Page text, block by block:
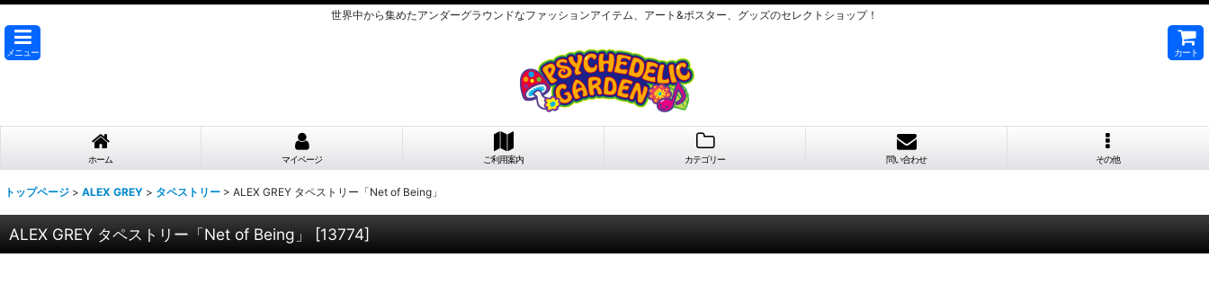
世界中から集めたアンダーグラウンドなファッションアイテム、アート&ポスター、グッズのセレクトショップ！
メニュー カート
ホーム マイページ ご利用案内 カテゴリー 問い合わせ その他
トップページ > ALEX GREY > タペストリー > ALEX GREY タペストリー「Net of Being」
ALEX GREY タペストリー「Net of Being」 [13774]